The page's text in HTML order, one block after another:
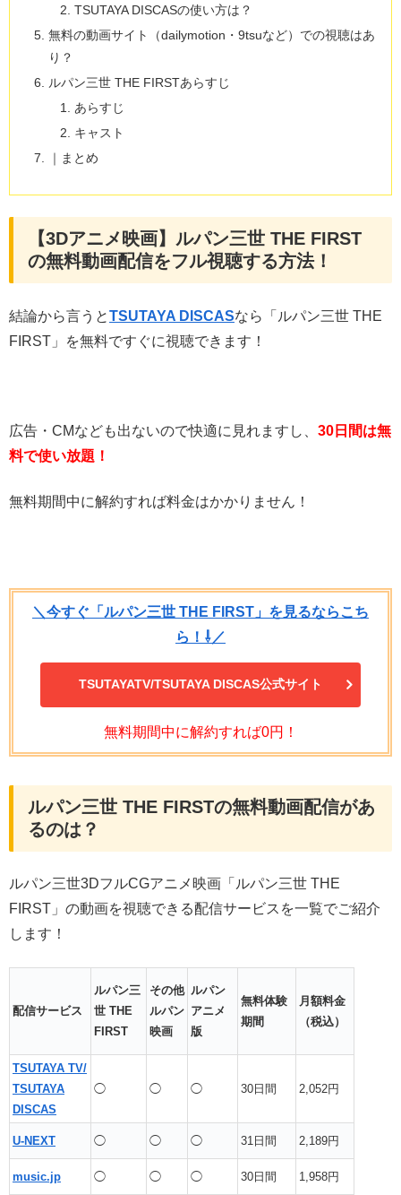
TSUTAYA DISCASの使い方は？
無料の動画サイト（dailymotion・9tsuなど）での視聴はあ
り？
ルパン三世 THE FIRSTあらすじ
あらすじ
キャスト
｜まとめ
【3Dアニメ映画】ルパン三世 THE FIRST
の無料動画配信をフル視聴する方法！
結論から言うとTSUTAYA DISCASなら「ルパン三世 THE
FIRST」を無料ですぐに視聴できます！
広告・CMなども出ないので快適に見れますし、 30日間は無
料で使い放題！
無料期間中に解約すれば料金はかかりません！
＼今すぐ「ルパン三世 THE FIRST」を見るならこち
ら！⇩／
TSUTAYATV/TSUTAYA DISCAS公式サイト
無料期間中に解約すれば0円！
ルパン三世 THE FIRSTの無料動画配信があ
るのは？
ルパン三世3DフルCGアニメ映画「ルパン三世 THE
FIRST」の動画を視聴できる配信サービスを一覧でご紹介
します！
配信サービス
ルパン三
世 THE
FIRST
その他
ルパン
映画
ルパン
アニメ
版
無料体験
期間
月額料金
（税込）
TSUTAYA TV/
TSUTAYA
DISCAS
◯ ◯ ◯ 30日間 2,052円
U-NEXT ◯ ◯ ◯ 31日間 2,189円
music.jp ◯ ◯ ◯ 30日間 1,958円